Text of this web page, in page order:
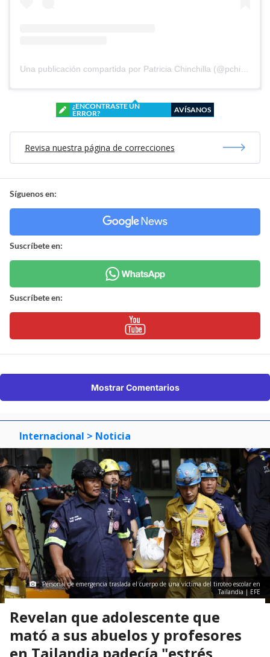
¿ENCONTRASTE UN
ERROR?
AVÍSANOS
Revisa nuestra página de correcciones
Síguenos en:
Suscríbete en:
Suscríbete en:
Mostrar Comentarios
Internacional > Noticia
Personal de emergencia traslada el cuerpo de una víctima del tiroteo escolar en
Tailandia | EFE
Revelan que adolescente que
mató a sus abuelos y profesores
en Tailandia padecía "estrés